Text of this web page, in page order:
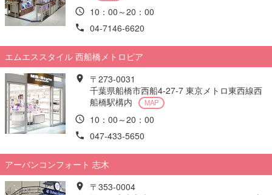
10：00～20：00
04-7146-6620
エムエススタイル 西船橋メトロピア
〒273-0031
千葉県船橋市西船4-27-7 東京メトロ東西線西
船橋駅構内
MAP
10：00～20：00
047-433-5650
アーバンコンフォート 志木
〒353-0004